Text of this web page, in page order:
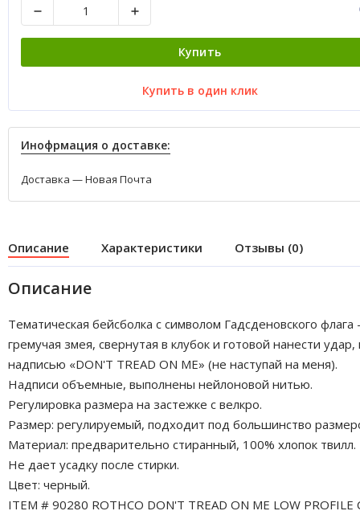
Купить
Купить в один клик
Инофрмация о доставке:
Доставка — Новая Почта
Описание Характеристики Отзывы (0)
Описание
Тематическая бейсболка с символом Гадсденовского флага
гремучая змея, cвернутая в клубок и готовой нанести удар,
надписью «DON'T TREAD ON ME» (не наступай на меня).
Надписи объемные, выполнены нейлоновой нитью.
Регулировка размера на застежке с велкро.
Размер: регулируемый, подходит под большинство
Материал: предварительно стиранный, 100% хлопок твилл.
Не дает усадку после стирки.
Цвет: черный.
ITEM # 90280 ROTHCO DON'T TREAD ON ME LOW PROFILE